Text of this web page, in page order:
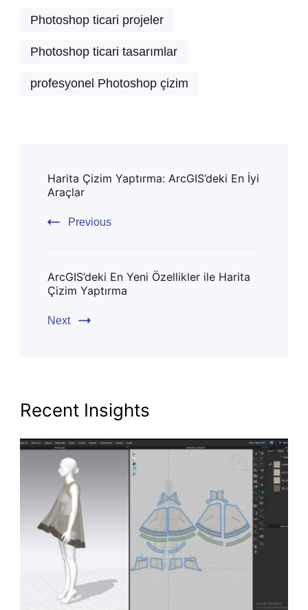
Photoshop ticari projeler
Photoshop ticari tasarımlar
profesyonel Photoshop çizim
Navigation
Harita Çizim Yaptırma: ArcGIS’deki En İyi
Araçlar
Previous
ArcGIS’deki En Yeni Özellikler ile Harita
Çizim Yaptırma
Next
Recent Insights